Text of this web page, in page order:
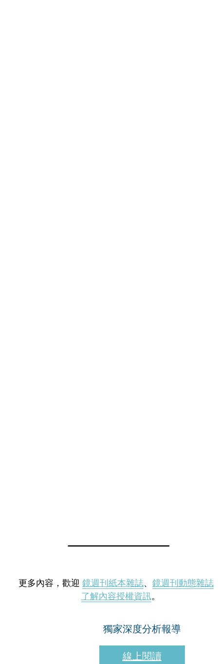
更多內容，歡迎 鏡週刊紙本雜誌、 鏡週刊動態雜誌
了解內容授權資訊。
獨家深度分析報導
線上閱讀